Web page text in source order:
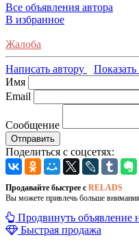
Все объявления автора
В избранное
Жалоба
Написать автору
Имя
Email
Сообщение
Отправить
Поделиться с соцсетях:
Продавайте быстрее с RELADS
Вы можете привлечь больше
Продвинуть объявление
Быстрая продажа